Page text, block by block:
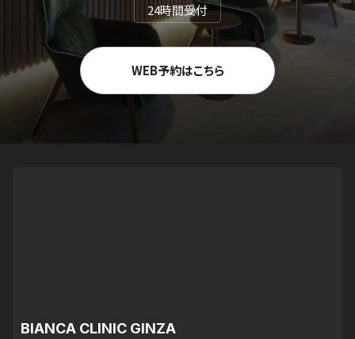
24時間受付
WEB予約はこちら
BIANCA CLINIC GINZA